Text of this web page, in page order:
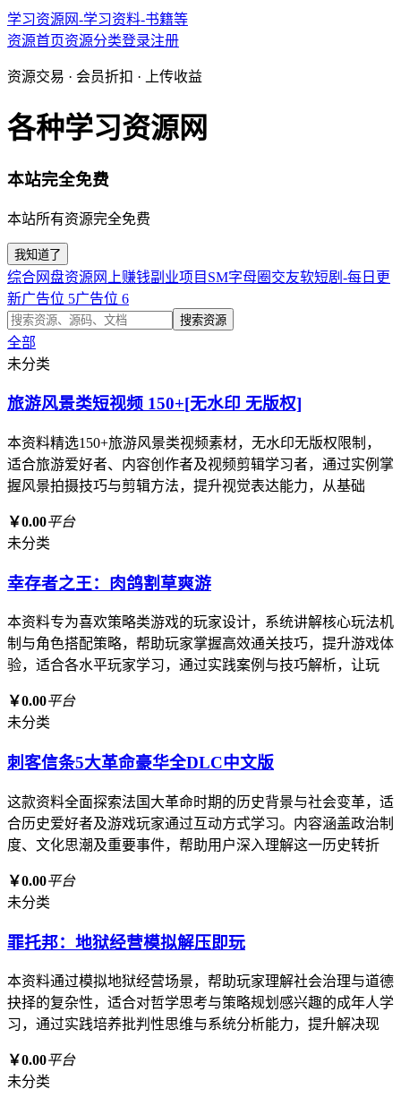
学习资源网-学习资料-书籍等
资源首页资源分类登录注册
资源交易 · 会员折扣 · 上传收益
各种学习资源网
本站完全免费
本站所有资源完全免费
我知道了
综合网盘资源 网上赚钱副业项目 SM字母圈交友软短剧-每日更
新广告位 5广告位 6
搜索资源
全部
未分类
旅游风景类短视频 150+[无水印 无版权]
本资料精选150+旅游风景类视频素材，无水印无版权限制，
适合旅游爱好者、内容创作者及视频剪辑学习者，通过实例掌
握风景拍摄技巧与剪辑方法，提升视觉表达能力，从基础
￥0.00平台
未分类
幸存者之王：肉鸽割草爽游
本资料专为喜欢策略类游戏的玩家设计，系统讲解核心玩法机
制与角色搭配策略，帮助玩家掌握高效通关技巧，提升游戏体
验，适合各水平玩家学习，通过实践案例与技巧解析，让玩
￥0.00平台
未分类
刺客信条5大革命豪华全DLC中文版
这款资料全面探索法国大革命时期的历史背景与社会变革，适
合历史爱好者及游戏玩家通过互动方式学习。内容涵盖政治制
度、文化思潮及重要事件，帮助用户深入理解这一历史转折
￥0.00平台
未分类
罪托邦：地狱经营模拟解压即玩
本资料通过模拟地狱经营场景，帮助玩家理解社会治理与道德
抉择的复杂性，适合对哲学思考与策略规划感兴趣的成年人学
习，通过实践培养批判性思维与系统分析能力，提升解决现
￥0.00平台
未分类